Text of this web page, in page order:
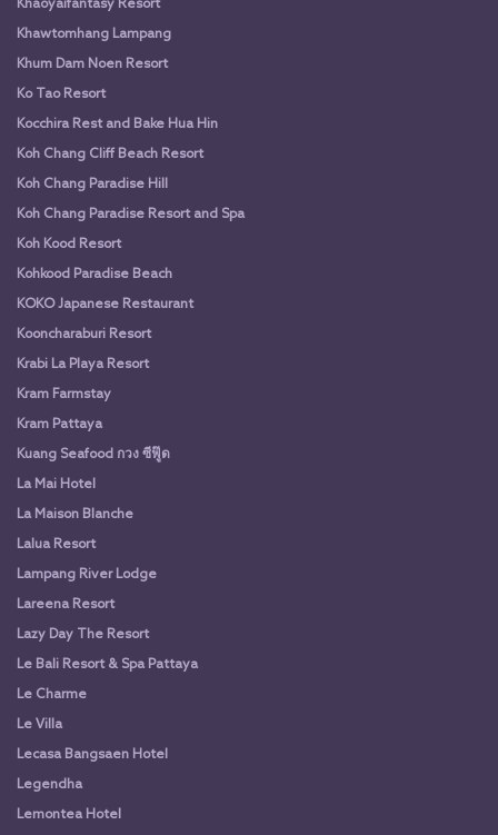
Khaoyaifantasy Resort
Khawtomhang Lampang
Khum Dam Noen Resort
Ko Tao Resort
Kocchira Rest and Bake Hua Hin
Koh Chang Cliff Beach Resort
Koh Chang Paradise Hill
Koh Chang Paradise Resort and Spa
Koh Kood Resort
Kohkood Paradise Beach
KOKO Japanese Restaurant
Kooncharaburi Resort
Krabi La Playa Resort
Kram Farmstay
Kram Pattaya
Kuang Seafood กวง ซีฟู๊ด
La Mai Hotel
La Maison Blanche
Lalua Resort
Lampang River Lodge
Lareena Resort
Lazy Day The Resort
Le Bali Resort & Spa Pattaya
Le Charme
Le Villa
Lecasa Bangsaen Hotel
Legendha
Lemontea Hotel